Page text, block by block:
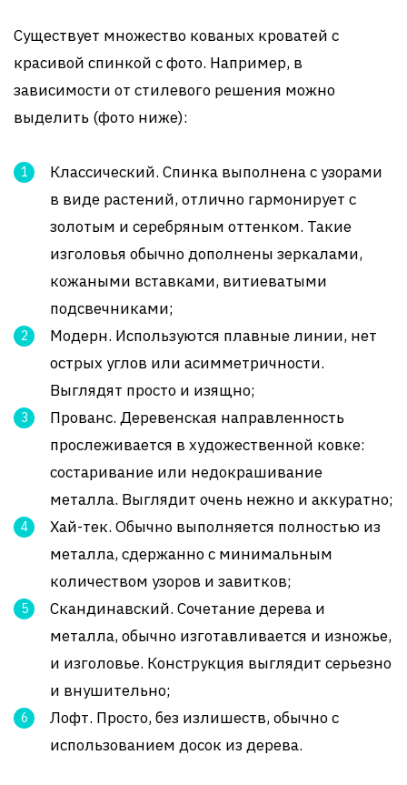
Существует множество кованых кроватей с
красивой спинкой с фото. Например, в
зависимости от стилевого решения можно
выделить (фото ниже):
Классический. Спинка выполнена с узорами
в виде растений, отлично гармонирует с
золотым и серебряным оттенком. Такие
изголовья обычно дополнены зеркалами,
кожаными вставками, витиеватыми
подсвечниками;
Модерн. Используются плавные линии, нет
острых углов или асимметричности.
Выглядят просто и изящно;
Прованс. Деревенская направленность
прослеживается в художественной ковке:
состаривание или недокрашивание
металла. Выглядит очень нежно и аккуратно;
Хай-тек. Обычно выполняется полностью из
металла, сдержанно с минимальным
количеством узоров и завитков;
Скандинавский. Сочетание дерева и
металла, обычно изготавливается и изножье,
и изголовье. Конструкция выглядит серьезно
и внушительно;
Лофт. Просто, без излишеств, обычно с
использованием досок из дерева.